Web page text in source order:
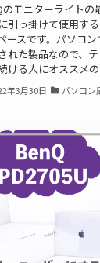
のモニターライトの
引っ掛けて使用す
ースです。パソコ
れた製品なので、
ける人にオススメ
年3月30日 パソコン